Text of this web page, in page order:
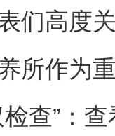
高度关
所作为
查”：